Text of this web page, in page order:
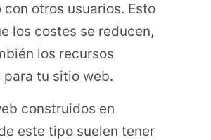
otros usuarios. Esto
los costes se reducen,
los recursos
tu sitio web.
construidos en
este tipo suelen tener